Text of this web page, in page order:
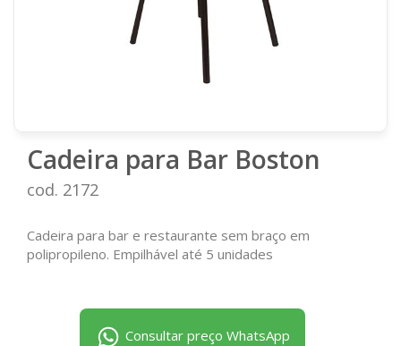
Cadeira para Bar Boston
cod. 2172
Cadeira para bar e restaurante sem braço em
polipropileno. Empilhável até 5 unidades
Consultar preço WhatsApp